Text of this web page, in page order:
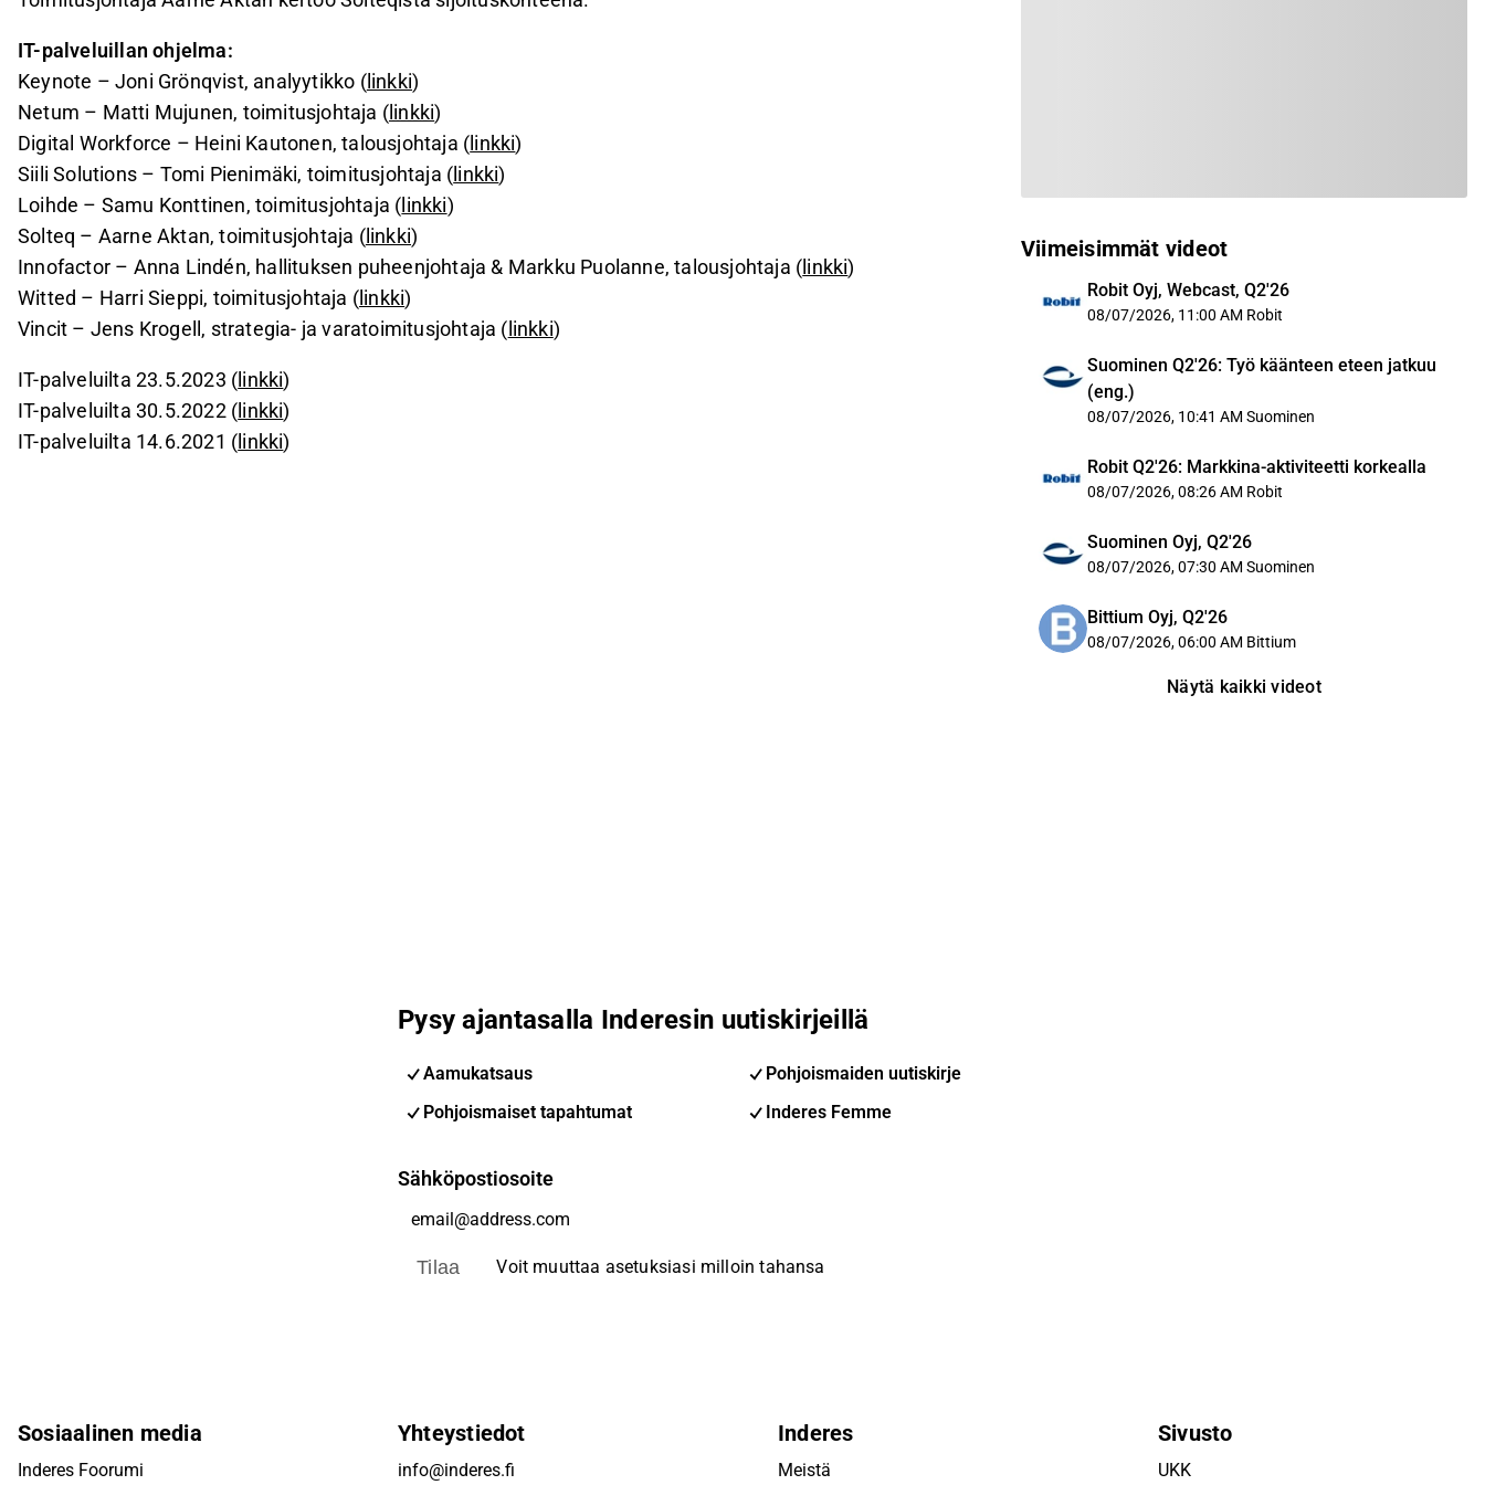
IT-palveluillan ohjelma:
Keynote – Joni Grönqvist, analyytikko (linkki)
Netum – Matti Mujunen, toimitusjohtaja ( linkki)
Digital Workforce – Heini Kautonen, talousjohtaja ( linkki)
Siili Solutions – Tomi Pienimäki, toimitusjohtaja ( linkki)
Loihde – Samu Konttinen, toimitusjohtaja ( linkki)
Solteq – Aarne Aktan, toimitusjohtaja (linkki)
Innofactor – Anna Lindén, hallituksen puheenjohtaja & Markku Puolanne, talousjohtaja ( linkki)
Witted – Harri Sieppi, toimitusjohtaja ( linkki)
Vincit – Jens Krogell, strategia- ja varatoimitusjohtaja ( linkki)
IT-palveluilta 23.5.2023 ( linkki)
IT-palveluilta 30.5.2022 ( linkki)
IT-palveluilta 14.6.2021 ( linkki)
Viimeisimmät videot
Robit Oyj, Webcast, Q2'26
08/07/2026, 11:00 AM Robit
Suominen Q2'26: Työ käänteen eteen jatkuu
(eng.)
08/07/2026, 10:41 AM Suominen
Robit Q2'26: Markkina-aktiviteetti korkealla
08/07/2026, 08:26 AM Robit
Suominen Oyj, Q2'26
08/07/2026, 07:30 AM Suominen
Bittium Oyj, Q2'26
08/07/2026, 06:00 AM Bittium
Näytä kaikki videot
Pysy ajantasalla Inderesin uutiskirjeillä
Aamukatsaus
Pohjoismaiden uutiskirje
Pohjoismaiset tapahtumat
Inderes Femme
Sähköpostiosoite
Tilaa Voit muuttaa asetuksiasi milloin tahansa
Sosiaalinen media
Inderes Foorumi
Yhteystiedot
info@inderes.fi
Inderes
Meistä
Sivusto
UKK